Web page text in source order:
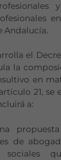
Andalucía.
el
la
en
21, se
a:
de
sociales